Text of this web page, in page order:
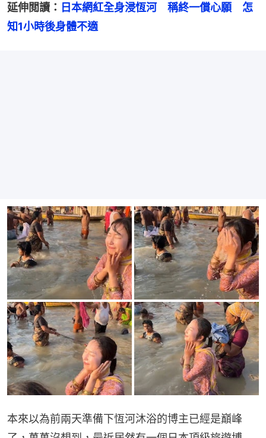
延伸閲讀： 日本網紅全身浸恆河　稱終一償心願　怎
知1小時後身體不適
本來以為前兩天準備下恆河沐浴的博主已經是巔峰